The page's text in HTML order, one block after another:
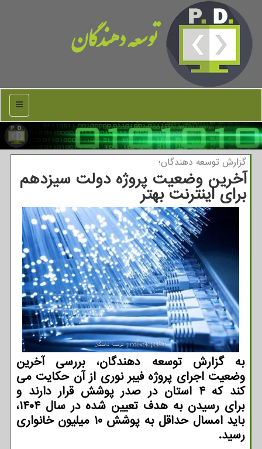
توسعه دهندگان
منو
گزارش توسعه دهندگان؛
آخرین وضعیت پروژه دولت سیزدهم
برای اینترنت بهتر
به گزارش توسعه دهندگان، بررسی آخرین
وضعیت اجرای پروژه فیبر نوری از آن حکایت می
کند که ۴ استان در صدر پوشش قرار دارند و
برای رسیدن به هدف تعیین شده در سال ۱۴۰۴،
باید امسال حداقل به پوشش ۱۰ میلیون خانواری
رسید.